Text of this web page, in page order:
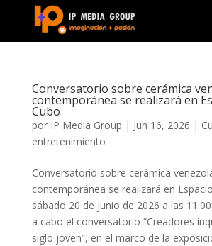
Conversatorio sobre cerámica
contemporánea se realizará en
Cubo
por IP Media Group | Jun 16, 2026 |
entretenimiento
Conversatorio sobre cerámica
contemporánea se realizará en
sábado 20 de junio de 2026 a las
a cabo el conversatorio “Creadores
siglo joven”, en el marco de la